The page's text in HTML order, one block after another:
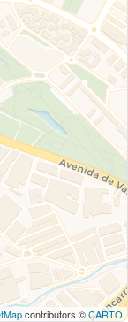
contributors ©CARTO